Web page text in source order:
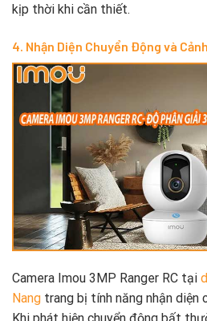
kịp thời khi cần thiết.
4. Nhận Diện Chuyển Động và
Camera Imou 3MP Ranger RC tại
Nang trang bị tính năng nhận diện
Khi phát hiện chuyển động bất